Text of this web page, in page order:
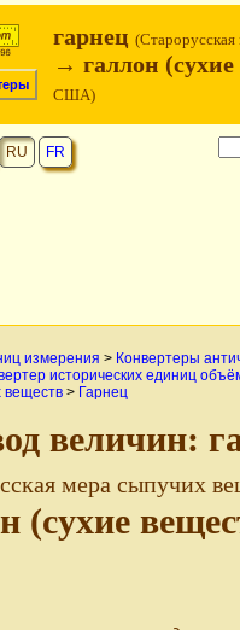
гарнец
→ галлон
США)
RU FR
измерения > Конвертеры
исторических единиц
веществ > Гарнец
величин:
мера сыпучих
(сухие